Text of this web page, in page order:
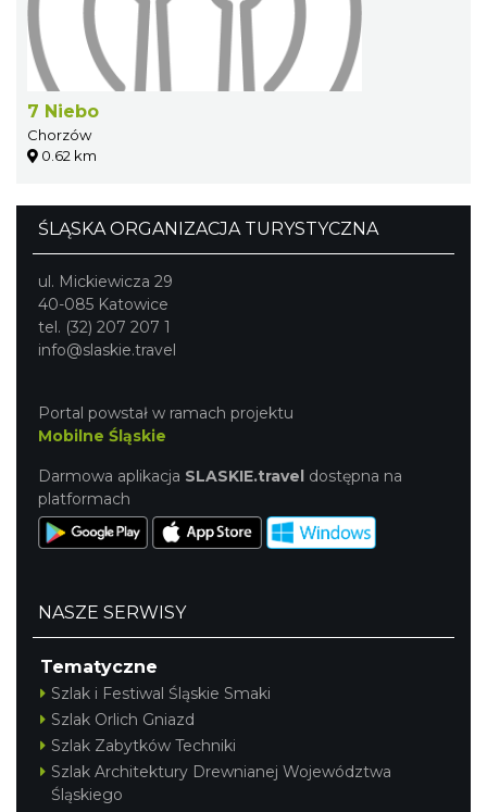
7 Niebo
Chorzów
0.62 km
ŚLĄSKA ORGANIZACJA TURYSTYCZNA
ul. Mickiewicza 29
40-085 Katowice
tel. (32) 207 207 1
info@slaskie.travel
Portal powstał w ramach projektu
Mobilne Śląskie
Darmowa aplikacja SLASKIE.travel dostępna na
platformach
NASZE SERWISY
Tematyczne
Szlak i Festiwal Śląskie Smaki
Szlak Orlich Gniazd
Szlak Zabytków Techniki
Szlak Architektury Drewnianej Województwa
Śląskiego